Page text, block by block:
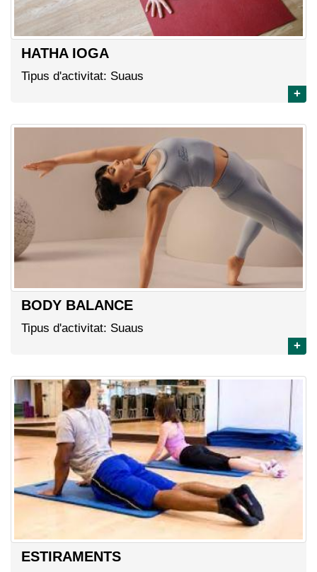
HATHA IOGA
Tipus d'activitat: Suaus
+
BODY BALANCE
Tipus d'activitat: Suaus
+
ESTIRAMENTS